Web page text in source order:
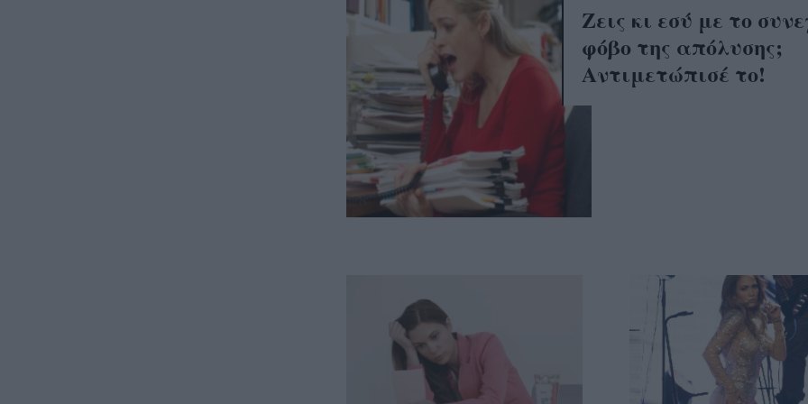
Ζεις κι εσύ με το
φόβο της απόλυσης;
Αντιμετώπισέ το!